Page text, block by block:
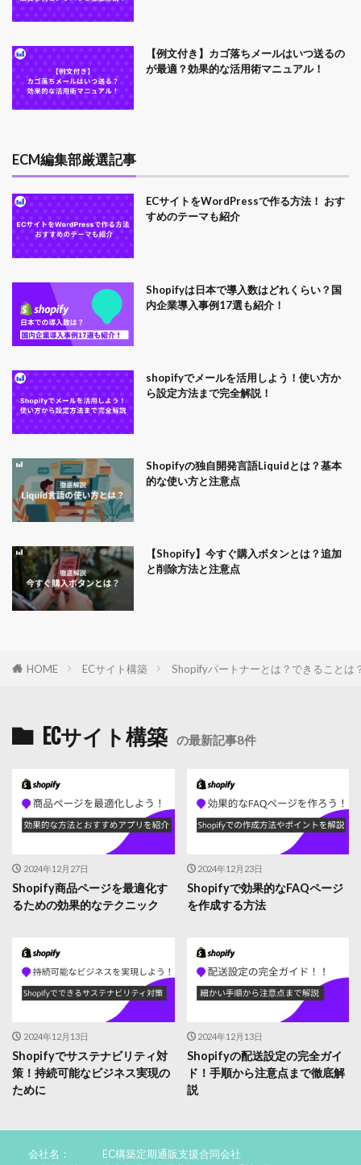
【例文付き】カゴ落ちメールはいつ送るの
が最適？効果的な活用術マニュアル！
ECM編集部厳選記事
ECサイトをWordPressで作る方法！ おす
すめのテーマも紹介
Shopifyは日本で導入数はどれくらい？国
内企業導入事例17選も紹介！
shopifyでメールを活用しよう！使い方か
ら設定方法まで完全解説！
Shopifyの独自開発言語Liquidとは？基本
的な使い方と注意点
【Shopify】今すぐ購入ボタンとは？追加
と削除方法と注意点
HOME ECサイト構築 Shopifyパートナーとは？できることは
ECサイト構築 の最新記事8件
2024年12月27日
Shopify商品ページを最適化す
るための効果的なテクニック
2024年12月23日
Shopifyで効果的なFAQページ
を作成する方法
2024年12月13日
Shopifyでサステナビリティ対
策！持続可能なビジネス実現の
ために
2024年12月13日
Shopifyの配送設定の完全ガイ
ド！手順から注意点まで徹底解
説
会社名：
EC構築定期通販支援合同会社